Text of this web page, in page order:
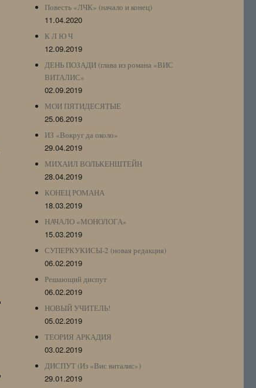
Повесть «ЛЧК» (начало и конец)
11.04.2020
К Л Ю Ч
12.09.2019
ДЕНЬ ПОЗАДИ (глава из романа «ВИС
ВИТАЛИС»
02.09.2019
МОИ ПЯТИДЕСЯТЫЕ
25.06.2019
ИЗ «Вокруг да около»
29.04.2019
МИХАИЛ ВОЛЬКЕНШТЕЙН
28.04.2019
КОНЕЦ РОМАНА
18.03.2019
НАЧАЛО «МОНОЛОГА»
15.03.2019
СУПЕРКУКИСЫ-2 (новая редакция)
06.02.2019
Решающий диспут
06.02.2019
НОВЫЙ УЧИТЕЛЬ!
05.02.2019
ТЕОРИЯ АРКАДИЯ
03.02.2019
ДИСПУТ (Из «Вис виталис»)
29.01.2019